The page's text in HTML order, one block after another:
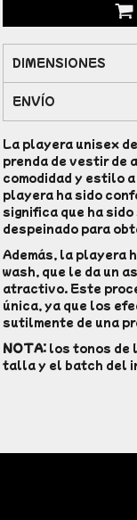
DIMENSIONES
ENVÍO
La playera unisex
prenda de vestir de
comodidad y estilo
playera ha sido
significa que ha
despeinado para
Además, la playera
wash, que le da un
atractivo. Este
única, ya que los
sutilmente de una
NOTA: los tonos de
talla y el batch del